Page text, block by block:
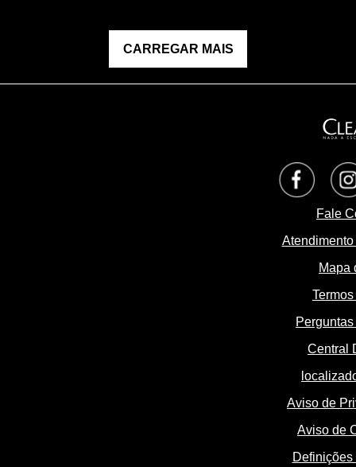
CARREGAR MAIS
Opens
Fale
Mapa
Central
Aviso de
Aviso de